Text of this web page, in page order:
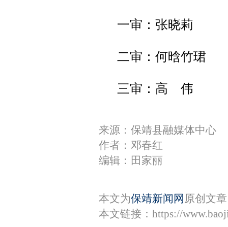
一审：张晓莉
二审：何晗竹珺
三审：高 伟
来源：保靖县融媒体中心
作者：邓春红
编辑：田家丽
本文为保靖新闻网 原创文
本文链接： https://